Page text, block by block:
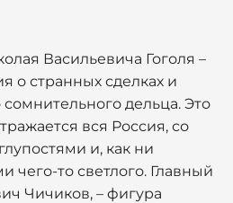
Васильевича Гоголя –
о странных сделках и
дельца. Это
вся Россия, со
и, как ни
чего-то светлого. Главный
Чичиков, – фигура